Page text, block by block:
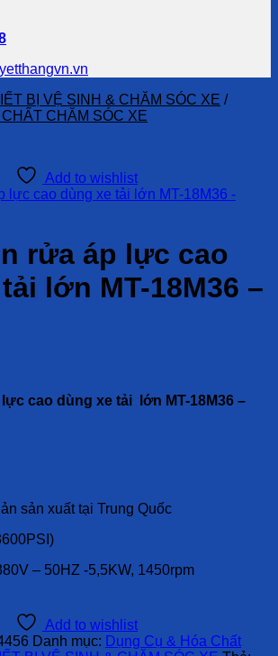
BỊ VỆ SINH & CHĂM SÓC XE /
CHĂM SÓC XE
Add to wishlist
rửa áp lực cao
lớn MT-18M36 –
cao dùng xe tải lớn MT-18M36 –
sản xuất tại Trung Quốc
– 50HZ -5,5KW, 1450rpm
Add to wishlist
Danh mục: Dụng Cụ & Hóa Chất